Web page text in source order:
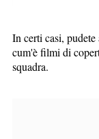
In certi casi,
cum'è filmi di
squadra.